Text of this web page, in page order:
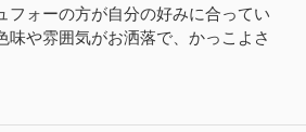
フォーの方が自分の好みに合ってい
味や雰囲気がお洒落で、かっこよさ